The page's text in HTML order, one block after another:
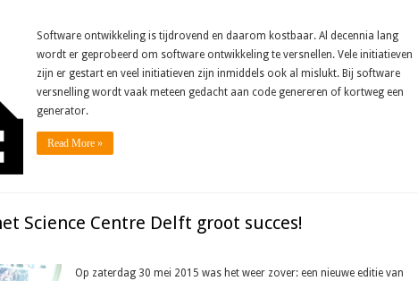
Software ontwikkeling is tijdrovend en daarom kostbaar. Al decennia lang
wordt er geprobeerd om software ontwikkeling te versnellen. Vele initiatieven
zijn er gestart en veel initiatieven zijn inmiddels ook al mislukt. Bij software
versnelling wordt vaak meteen gedacht aan code genereren of kortweg een
generator.
Read More »
Science Centre Delft groot succes!
Op zaterdag 30 mei 2015 was het weer zover: een nieuwe editie van